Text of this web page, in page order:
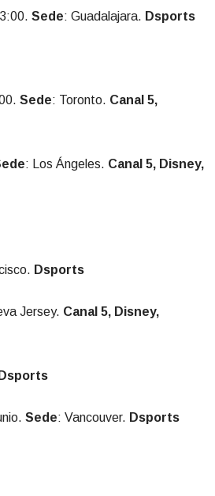
Sede: Guadalajara. Dsports
Sede: Toronto. Canal 5,
: Los Ángeles. Canal 5, Disney,
Dsports
Jersey. Canal 5, Disney,
Dsports
Sede: Vancouver. Dsports